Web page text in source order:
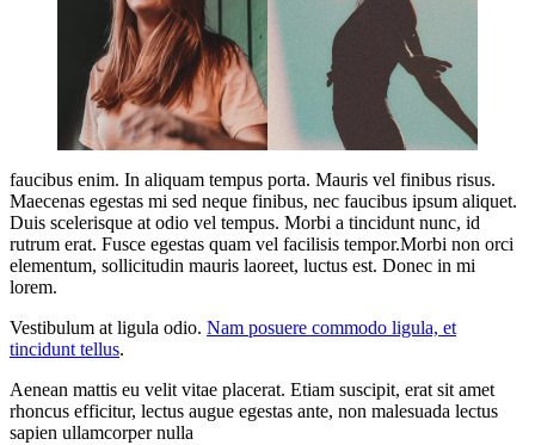
faucibus enim. In aliquam tempus porta. Mauris vel finibus risus.
Maecenas egestas mi sed neque finibus, nec faucibus ipsum aliquet.
Duis scelerisque at odio vel tempus. Morbi a tincidunt nunc, id
rutrum erat. Fusce egestas quam vel facilisis tempor.Morbi non orci
elementum, sollicitudin mauris laoreet, luctus est. Donec in mi
lorem.
Vestibulum at ligula odio. Nam posuere commodo ligula, et
tincidunt tellus.
Aenean mattis eu velit vitae placerat. Etiam suscipit, erat sit amet
rhoncus efficitur, lectus augue egestas ante, non malesuada lectus
sapien ullamcorper nulla